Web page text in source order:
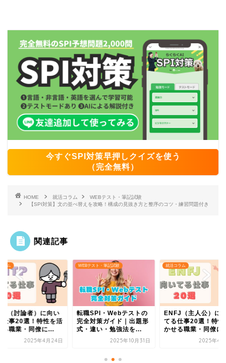
今すぐSPI対策早押しクイズを使う
（完全無料）
HOME 就活コラム
WEBテスト・筆記試験
【SPI対策】文の並べ替えを攻略！構成の見抜き方と整序のコツ・練習問題付き
関連記事
ラム
（討論者）に向い
仕事20選！特性を活
る職業・同僚に...
2025年4月24日
WEBテスト・筆記試験
転職SPI・Webテストの
完全対策ガイド｜出題形
式・違い・勉強法を...
2025年10月31日
就活コラム
ENFJ（主人公）に
てる仕事20選！特性
かせる職業・同僚に
2025年4